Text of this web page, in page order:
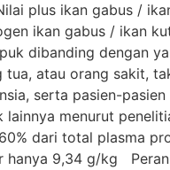
plus ikan gabus /
ikan gabus / ikan
dibanding dengan
atau orang sakit,
serta pasien-
menurut
dari total plasma
9,34 g/kg